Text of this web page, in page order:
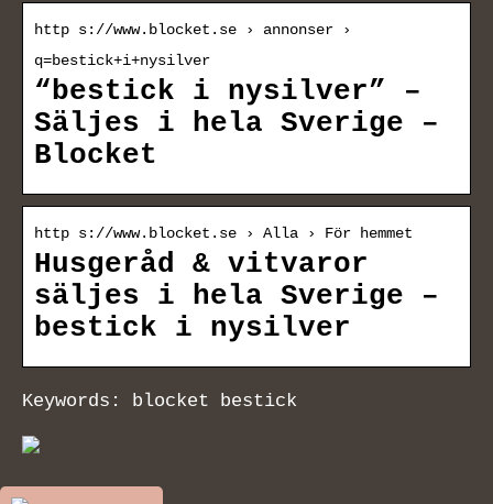
http s://www.blocket.se › annonser ›
q=bestick+i+nysilver
“bestick i nysilver” –
Säljes i hela Sverige –
Blocket
http s://www.blocket.se › Alla › För hemmet
Husgeråd & vitvaror
säljes i hela Sverige –
bestick i nysilver
Keywords: blocket bestick